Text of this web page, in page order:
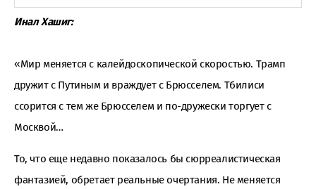
Инал Хашиг:
«Мир меняется с калейдоскопической скоростью. Трамп
дружит с Путиным и враждует с Брюсселем. Тбилиси
ссорится с тем же Брюсселем и по-дружески торгует с
Москвой…
То, что еще недавно показалось бы сюрреалистическая
фантазией, обретает реальные очертания. Не меняется